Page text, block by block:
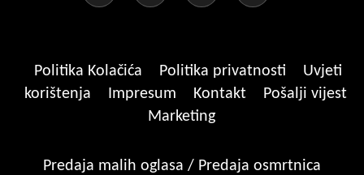
Politika Kolačića Politika privatnosti
Uvjeti
korištenja
Impresum Kontakt
Pošalji vijest
Marketing
Predaja malih oglasa / Predaja osmrtnica